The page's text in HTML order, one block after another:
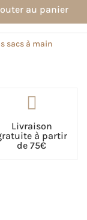
au panier
sacs à main

Livraison
à partir
de 75€